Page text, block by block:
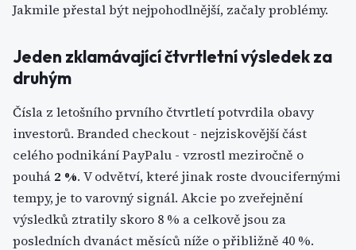
Jakmile přestal být nejpohodlnější, začaly problémy.
Jeden zklamávající čtvrtletní výsledek za
druhým
Čísla z letošního prvního čtvrtletí potvrdila obavy
investorů. Branded checkout - nejziskovější část
celého podnikání PayPalu - vzrostl meziročně o
pouhá 2 %. V odvětví, které jinak roste dvoucifernými
tempy, je to varovný signál. Akcie po zveřejnění
výsledků ztratily skoro 8 % a celkově jsou za
posledních dvanáct měsíců níže o přibližně 40 %.